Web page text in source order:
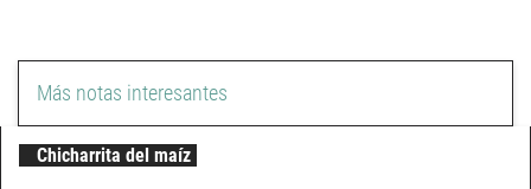
Más notas interesantes
Chicharrita del maíz